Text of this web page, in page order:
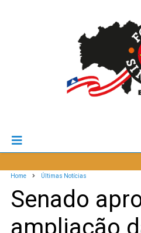
Home Últimas Notícias
Senado
ampliação